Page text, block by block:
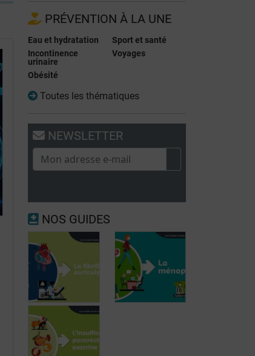
PRÉVENTION À LA UNE
Eau et hydratation
Incontinence
urinaire
Obésité
Sport et santé
Voyages
Toutes les thématiques
NEWSLETTER
NOS GUIDES